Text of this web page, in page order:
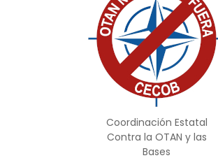
Coordinación Estatal
Contra la OTAN y las
Bases